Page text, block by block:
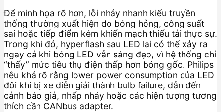
Để minh họa rõ hơn, lỗi nháy nhanh kiểu truyền
thống thường xuất hiện do bóng hỏng, công suất
sai hoặc tiếp điểm kém khiến mạch thiếu tải thực sự.
Trong khi đó, hyperflash sau LED lại có thể xảy ra
ngay cả khi bóng LED vẫn sáng đẹp, vì hệ thống chỉ
“thấy” mức tiêu thụ điện thấp hơn bóng gốc. Philips
nêu khá rõ rằng lower power consumption của LED
đôi khi bị xe diễn giải thành bulb failure, dẫn đến
cảnh báo giả, nhấp nháy hoặc các hiện tượng tương
thích cần CANbus adapter.